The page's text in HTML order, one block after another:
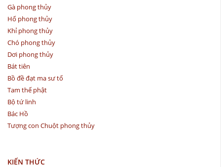
Gà phong thủy
Hổ phong thủy
Khỉ phong thủy
Chó phong thủy
Dơi phong thủy
Bát tiên
Bồ đề đạt ma sư tổ
Tam thế phật
Bộ tứ linh
Bác Hồ
Tượng con Chuột phong thủy
KIẾN THỨC